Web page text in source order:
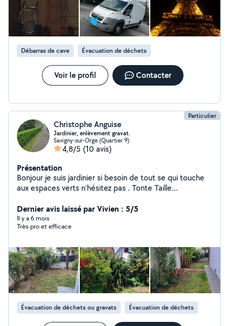
Débarras de cave Évacuation de déchets
Voir le profil Contacter
Particulier
Christophe Anguise
Jardinier, enlèvement gravat.
Savigny-sur-Orge (Quartier 9)
4,8/5 (10 avis)
Présentation
Bonjour je suis jardinier si besoin de tout se qui touche
aux espaces verts n'hésitez pas . Tonte Taille
Dernier avis laissé par Vivien : 5/5
Il y a 6 mois
Très pro et efficace
Évacuation de déchets ou gravats Évacuation de déchets